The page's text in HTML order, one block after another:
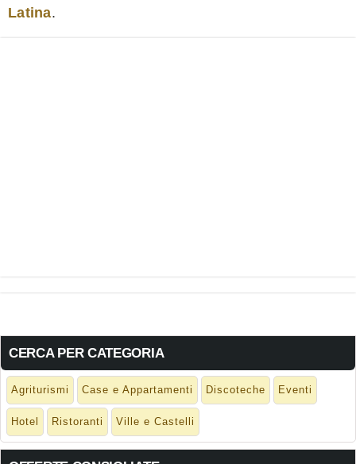
Latina.
CERCA PER CATEGORIA
Agriturismi Case e Appartamenti Discoteche Eventi
Hotel Ristoranti Ville e Castelli